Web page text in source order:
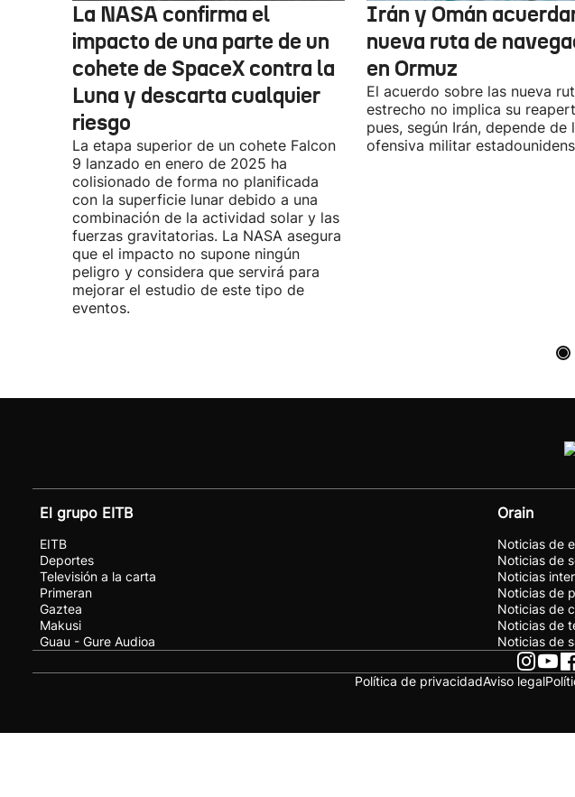
La NASA confirma el
impacto de una parte de un
cohete de SpaceX contra la
Luna y descarta cualquier
riesgo
La etapa superior de un cohete Falcon
9 lanzado en enero de 2025 ha
colisionado de forma no planificada
con la superficie lunar debido a una
combinación de la actividad solar y las
fuerzas gravitatorias. La NASA asegura
que el impacto no supone ningún
peligro y considera que servirá para
mejorar el estudio de este tipo de
eventos.
Irán y Omán
nueva ruta de
en Ormuz
El acuerdo sobre las nueva
estrecho no implica su
pues, según Irán, depende de
ofensiva militar
El grupo EITB
EITB
Deportes
Televisión a la carta
Primeran
Gaztea
Makusi
Guau - Gure Audioa
Orain
Noticias de
Noticias de
Noticias
Noticias de
Noticias de
Noticias de
Noticias de
Política de privacidadAviso legal